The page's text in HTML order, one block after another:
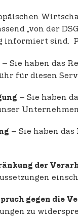
„von der
sind.
– Sie haben das
für diesen
– Sie haben
– Sie haben
der
gegen die
zu